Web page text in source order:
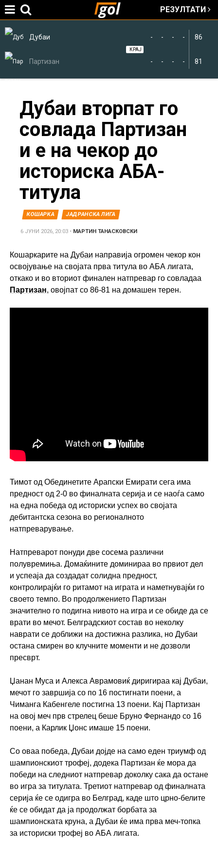
РЕЗУЛТАТИ
Дубаи
Партизан
86
81
-
-
-
-
-
-
-
-
КРАЈ
here
Дубаи вторпат го
совлада Партизан
и е на чекор до
историска АБА-
титула
КОШАРКА ЈАДРАНСКА ЛИГА
6 ЈУНИ 2026, 20:03 • МАРТИН ТАНАСКОВСКИ
Кошаркарите на Дубаи направија огромен чекор кон
освојување на својата прва титула во АБА лигата,
откако и во вториот финален натпревар го совладаа
Партизан, овојпат со 86-81 на домашен терен.
Тимот од Обединетите Арапски Емирати сега има
предност од 2-0 во финалната серија и се наоѓа само
на една победа од историски успех во својата
дебитантска сезона во регионалното
натпреварување.
Натпреварот понуди две сосема различни
полувремиња. Домаќините доминираа во првиот дел
и успеаја да создадат солидна предност,
контролирајќи го ритамот на играта и наметнувајќи го
своето темпо. Во продолжението Партизан
значително го подигна нивото на игра и се обиде да се
врати во мечот. Белградскиот состав во неколку
наврати се доближи на достижна разлика, но Дубаи
остана смирен во клучните моменти и не дозволи
пресврт.
Џанан Муса и Алекса Аврамовиќ диригираа кај Дубаи,
мечот го завршија со по 16 постигнати поени, а
Чиманга Кабенгеле постигна 13 поени. Кај Партизан
на овој меч прв стрелец беше Бруно Фернандо со 16
поени, а Карлик Џонс имаше 15 поени.
Со оваа победа, Дубаи дојде на само еден триумф од
шампионскиот трофеј, додека Партизан ќе мора да
победи на следниот натпревар доколку сака да остане
во игра за титулата. Третиот натпревар од финалната
серија ќе се одигра во Белград, каде што црно-белите
ќе се обидат да ја продолжат борбата за
шампионската круна, а Дубаи ќе има прва меч-топка
за историски трофеј во АБА лигата.